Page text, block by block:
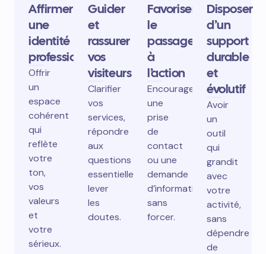
Affirmer
une
identité
professionnelle
Offrir
un
espace
cohérent
qui
reflète
votre
ton,
vos
valeurs
et
votre
sérieux.
Guider
et
rassurer
vos
visiteurs
Clarifier
vos
services,
répondre
aux
questions
essentielles,
lever
les
doutes.
Favoriser
le
passage
à
l’action
Encourager
une
prise
de
contact
ou une
demande
d’information
sans
forcer.
Disposer
d’un
support
durable
et
évolutif
Avoir
un
outil
qui
grandit
avec
votre
activité,
sans
dépendre
de